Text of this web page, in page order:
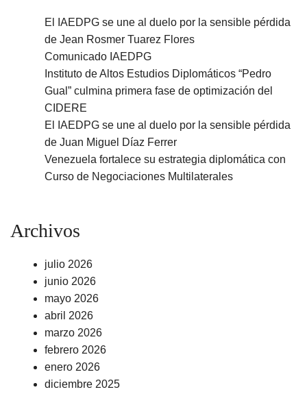
El IAEDPG se une al duelo por la sensible pérdida
de Jean Rosmer Tuarez Flores
Comunicado IAEDPG
Instituto de Altos Estudios Diplomáticos “Pedro
Gual” culmina primera fase de optimización del
CIDERE
El IAEDPG se une al duelo por la sensible pérdida
de Juan Miguel Díaz Ferrer
Venezuela fortalece su estrategia diplomática con
Curso de Negociaciones Multilaterales
Archivos
julio 2026
junio 2026
mayo 2026
abril 2026
marzo 2026
febrero 2026
enero 2026
diciembre 2025